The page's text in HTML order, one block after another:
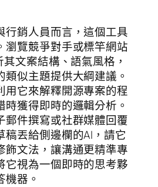
行銷人員而言，這個工具
瀏覽競爭對手或標竿網站
文案結構、語氣風格，
似主題提供大綱建議。
用它來解釋開源專案的程
獲得即時的邏輯分析。
郵件撰寫或社群媒體回覆
稿丟給側邊欄的AI，請它
飾文法，讓溝通更精準專
它視為一個即時的思考夥
器。